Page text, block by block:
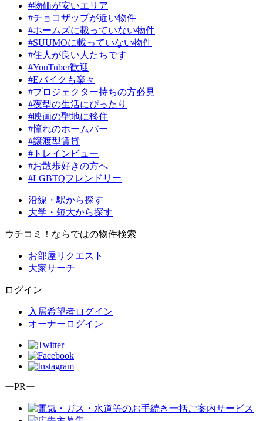
#物価が安いエリア
#チョコザップが近い物件
#ホームズに載っていない物件
#SUUMOに載っていない物件
#住人が良い人たちです
#YouTuber歓迎
#Eバイクも楽々
#プロジェクター持ちの方必見
#夜型の生活にぴったり
#映画の聖地に移住
#憧れのホームバー
#譲渡型賃貸
#トレインビュー
#お散歩好きの方へ
#LGBTQフレンドリー
沿線・駅から探す
大学・短大から探す
ウチコミ！ならではの物件検索
お部屋リクエスト
大家サーチ
ログイン
入居希望者ログイン
オーナーログイン
ーPRー